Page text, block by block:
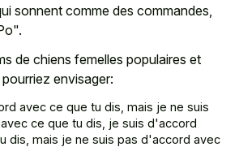
sonnent comme des commandes,
de chiens femelles populaires et
envisager:
avec ce que tu dis, mais je ne suis
ce que tu dis, je suis d'accord
dis, mais je ne suis pas d'accord avec